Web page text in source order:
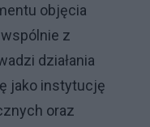
objęcia
z
działania
jako instytucję
oraz